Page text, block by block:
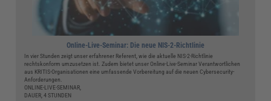
Online-Live-Seminar: Die neue NIS-2-Richtlinie
In vier Stunden zeigt unser erfahrener Referent, wie die aktuelle NIS-2-Richtlinie
rechtskonform umzusetzen ist. Zudem bietet unser Online-Live-Seminar Verantwortlichen
aus KRITIS-Organisationen eine umfassende Vorbereitung auf die neuen Cybersecurity-
Anforderungen.
ONLINE-LIVE-SEMINAR,
DAUER, 4 STUNDEN